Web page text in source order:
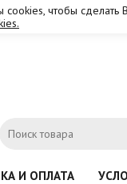
cookies, чтобы
И ОПЛАТА